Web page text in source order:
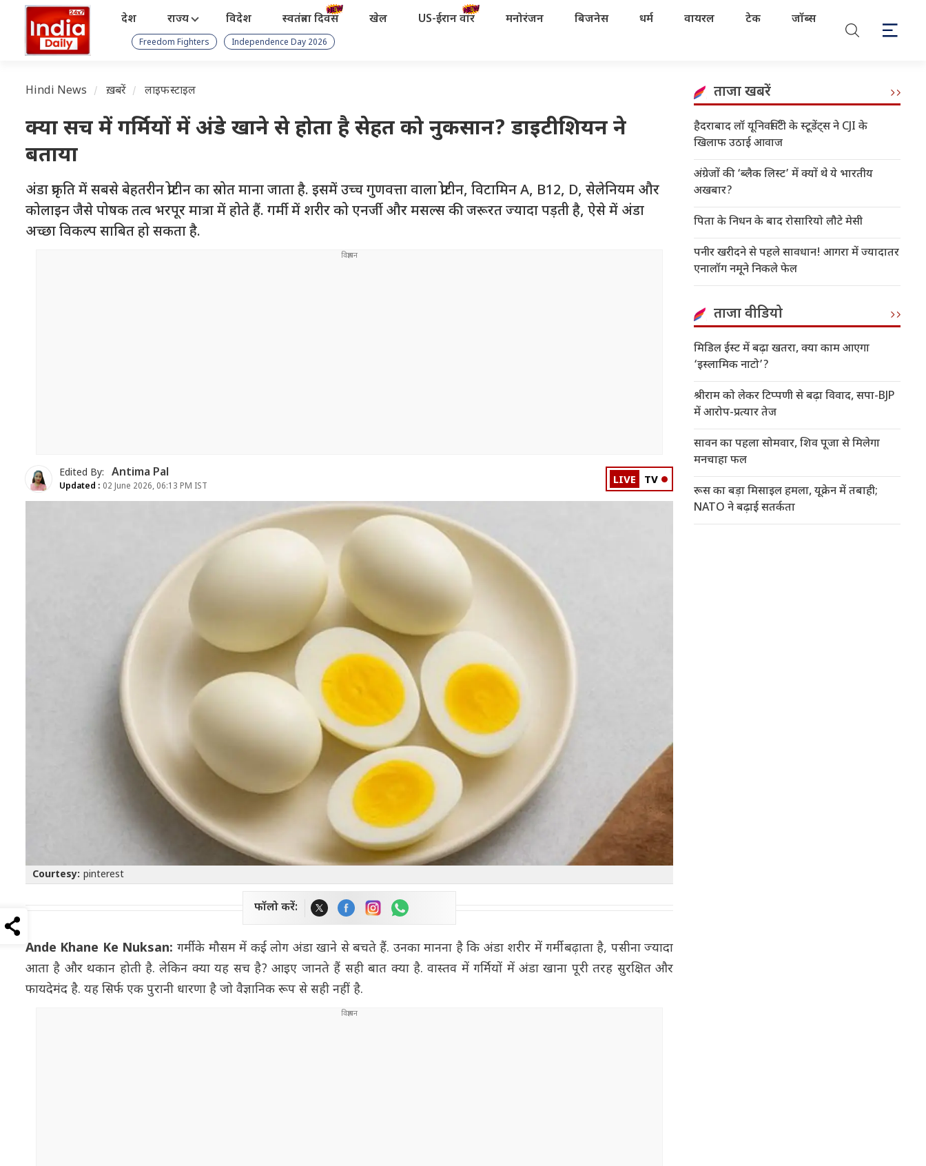
देश राज्य विदेश स्वतंत्रता दिवस खेल US-ईरान वॉर मनोरंजन बिजनेस धर्म वायरल टेक जॉब्स
Freedom Fighters Independence Day 2026
Hindi News ख़बरें लाइफस्टाइल
क्या सच में गर्मियों में अंडे खाने से होता है सेहत को नुकसान? डाइटीशियन ने
बताया
अंडा प्रकृति में सबसे बेहतरीन प्रोटीन का स्रोत माना जाता है. इसमें उच्च गुणवत्ता वाला प्रोटीन, विटामिन A, B12, D, सेलेनियम और
कोलाइन जैसे पोषक तत्व भरपूर मात्रा में होते हैं. गर्मी में शरीर को एनर्जी और मसल्स की जरूरत ज्यादा पड़ती है, ऐसे में अंडा
अच्छा विकल्प साबित हो सकता है.
Edited By: Antima Pal
Updated : 02 June 2026, 06:13 PM IST LIVE TV
Courtesy: pinterest
फॉलो करें:
Ande Khane Ke Nuksan: गर्मी के मौसम में कई लोग अंडा खाने से बचते हैं. उनका मानना है कि अंडा शरीर में गर्मी बढ़ाता है, पसीना ज्यादा
आता है और थकान होती है. लेकिन क्या यह सच है? आइए जानते हैं सही बात क्या है. वास्तव में गर्मियों में अंडा खाना पूरी तरह सुरक्षित और
फायदेमंद है. यह सिर्फ एक पुरानी धारणा है जो वैज्ञानिक रूप से सही नहीं है.
ताजा खबरें
हैदराबाद लॉ यूनिवर्सिटी के स्टूडेंट्स ने CJI के
खिलाफ उठाई आवाज
अंग्रेजों की ‘ब्लैक लिस्ट’ में क्यों थे ये भारतीय
अखबार?
पिता के निधन के बाद रोसारियो लौटे मेसी
पनीर खरीदने से पहले सावधान! आगरा में ज्यादातर
एनालॉग नमूने निकले फेल
ताजा वीडियो
मिडिल ईस्ट में बढ़ा खतरा, क्या काम आएगा
‘इस्लामिक नाटो’?
श्रीराम को लेकर टिप्पणी से बढ़ा विवाद, सपा-BJP
में आरोप-प्रत्यार तेज
सावन का पहला सोमवार, शिव पूजा से मिलेगा
मनचाहा फल
रूस का बड़ा मिसाइल हमला, यूक्रेन में तबाही;
NATO ने बढ़ाई सतर्कता